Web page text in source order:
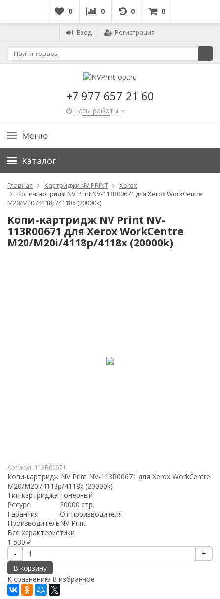
0 0 0 0
Вход Регистрация
+7 977 657 21 60
Часы работы
Меню
Каталог
Главная Картриджи NV PRINT
Xerox
Копи-картридж NV Print NV-113R00671 для Xerox WorkCentre
M20/M20i/4118p/4118х (20000k)
Копи-картридж NV Print NV-
113R00671 для Xerox WorkCentre
M20/M20i/4118p/4118х (20000k)
Артикул: 113R00671
Копи-картридж NV Print NV-113R00671 для Xerox WorkCentre
M20/M20i/4118p/4118х (20000k)
Тип картриджа тонерный
Ресурс
20000 стр.
Гарантия
От производителя
ПроизводительNV Print
Все характеристики
1 530 ₽
-
+
В корзину
К сравнению В избранное